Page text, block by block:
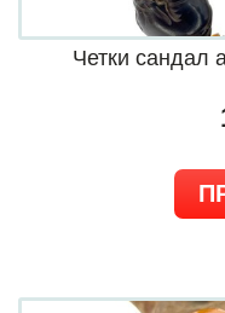
Четки сандал